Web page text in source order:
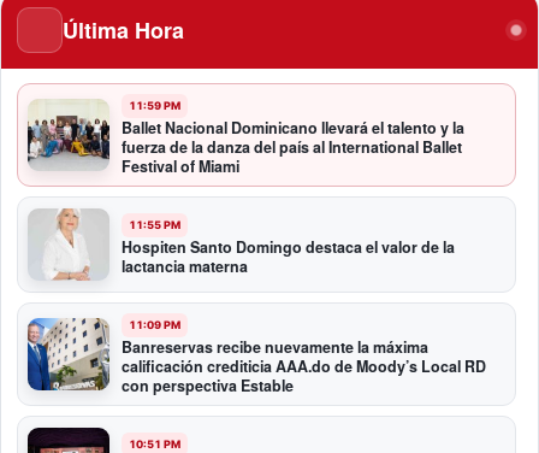
Última Hora
11:59 PM
Ballet Nacional Dominicano llevará el talento y la
fuerza de la danza del país al International Ballet
Festival of Miami
11:55 PM
Hospiten Santo Domingo destaca el valor de la
lactancia materna
11:09 PM
Banreservas recibe nuevamente la máxima
calificación crediticia AAA.do de Moody’s Local RD
con perspectiva Estable
10:51 PM